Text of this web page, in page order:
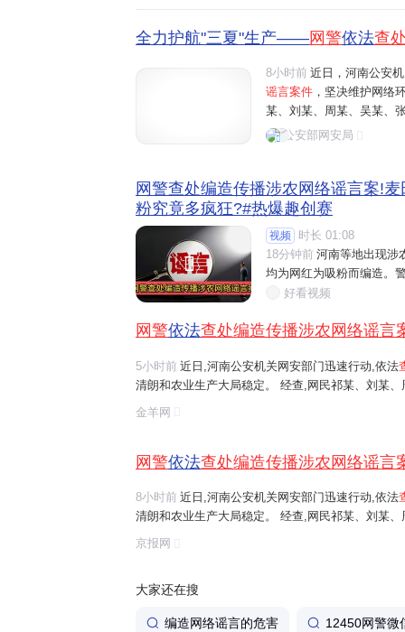
全力护航"三夏"生产——网警依法查
8小时前 近日，河南公安
谣言案件 ，坚决维护网络
某、刘某、周某、吴某、
阳、商丘、周口、济源等
公安部网安局
网警查处编造传播涉农网络谣言案!
粉究竟多疯狂?#热爆趣创赛

视频
时长 01:08
18分钟前 河南等地出现涉
均为网红为吸粉而编造。
好看视频
网警依法查处编造传播涉农网络谣言
5小时前 近日,河南公安机关网安部门迅速行动,依法
清朗和农业生产大局稳定。 经查,网民祁某、刘某
等多人发布涉安阳、商丘、周口、济源等地"毁粮
网络谣言信息,引发大范围
金羊网
网警依法查处编造传播涉农网络谣言
8小时前 近日,河南公安机关网安部门迅速行动,依法
清朗和农业生产大局稳定。 经查,网民祁某、刘某
等多人发布涉安阳、商丘、周口、济源等地"毁粮
京报网
大家还在搜
编造网络谣言的危害 12450网警微